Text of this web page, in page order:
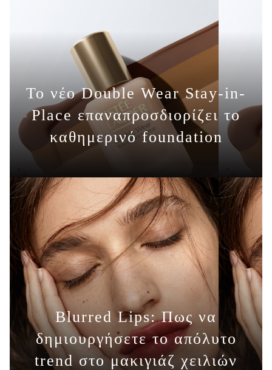
Το νέο Double Wear Stay-in-
Place επαναπροσδιορίζει το
καθημερινό foundation
ΠΕΡΙΣΣΟΤΕΡΑ
Blurred Lips: Πως να
δημιουργήσετε το απόλυτο
trend στο μακιγιάζ χειλιών